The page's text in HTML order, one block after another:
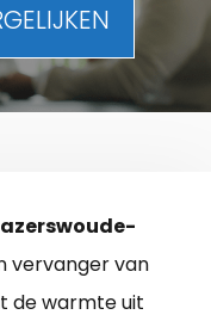
vervanger van
de warmte uit